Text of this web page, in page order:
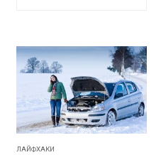
ЛАЙФХАКИ